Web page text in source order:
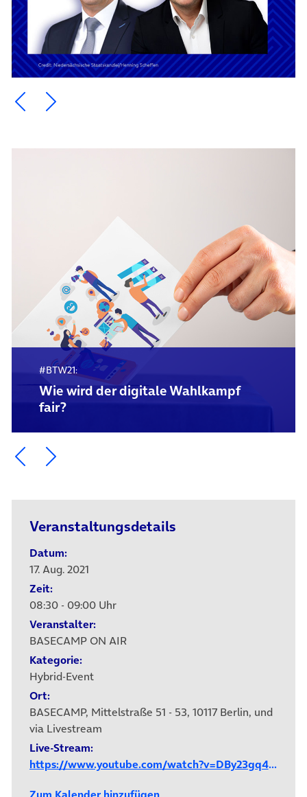
Ein Element zurück blättern
Ein Element weiter blättern
#BTW21:
Wie wird der digitale Wahlkampf
fair?
Ein Element zurück blättern
Ein Element weiter blättern
Veranstaltungsdetails
Datum:
17. Aug. 2021
Zeit:
08:30 - 09:00 Uhr
Veranstalter:
BASECAMP ON AIR
Kategorie:
Hybrid-Event
Ort:
BASECAMP, Mittelstraße 51 - 53, 10117 Berlin, und
via Livestream
Live-Stream:
https://www.youtube.com/watch?v=DBy23gq4-dk
Zum Kalender hinzufügen